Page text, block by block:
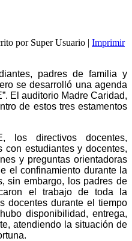
por Super Usuario | Imprimir
padres de familia y
se desarrolló una agenda
El auditorio Madre Caridad,
de estos tres estamentos
los directivos docentes,
con estudiantes y docentes,
y preguntas orientadoras
el confinamiento durante la
sin embargo, los padres de
el trabajo de toda la
docentes durante el tiempo
disponibilidad, entrega,
atendiendo la situación de